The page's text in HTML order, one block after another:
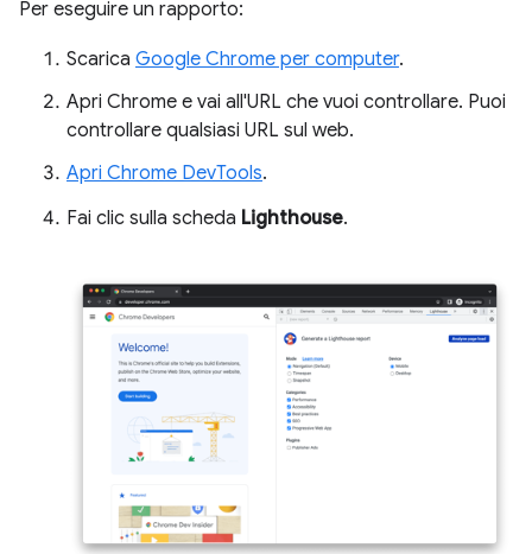
Per eseguire un rapporto:
Scarica Google Chrome per computer.
Apri Chrome e vai all'URL che vuoi controllare. Puoi
controllare qualsiasi URL sul web.
Apri Chrome DevTools.
Fai clic sulla scheda Lighthouse.